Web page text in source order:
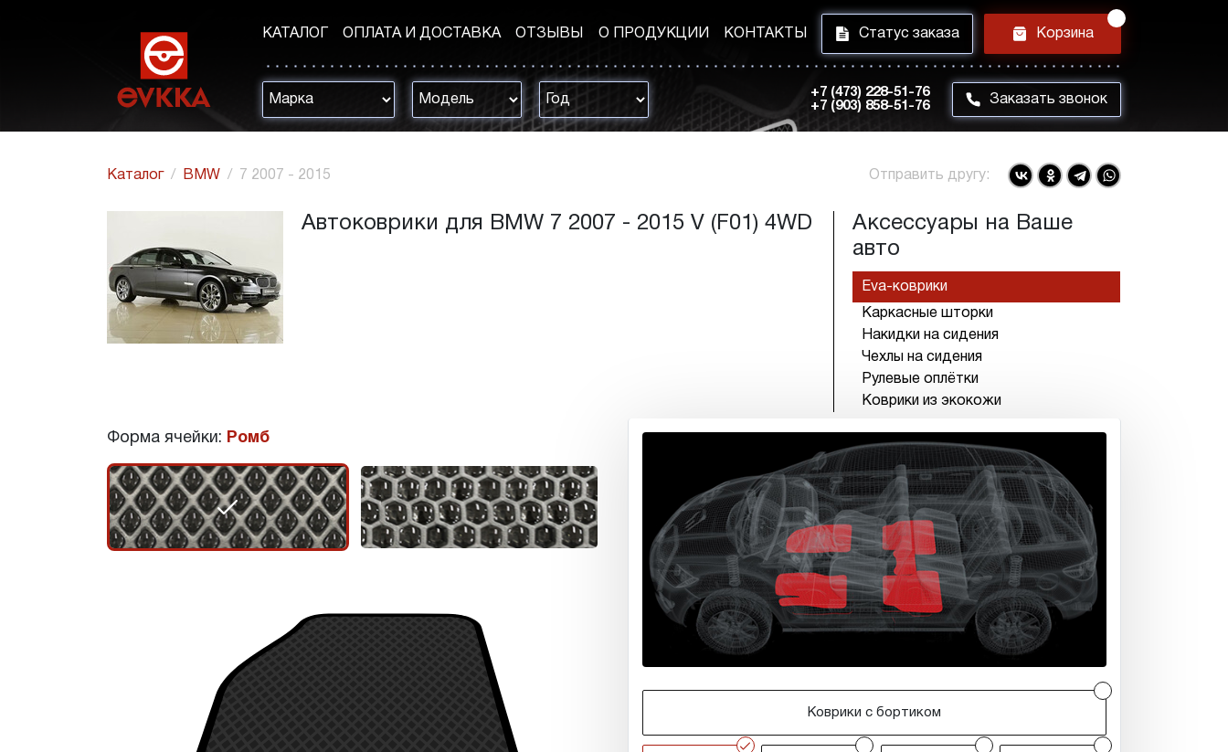
КАТАЛОГ ОПЛАТА И ДОСТАВКА ОТЗЫВЫ О ПРОДУКЦИИ КОНТАКТЫ i Статус заказа h Корзина
+7 (473) 228-51-76
+7 (903) 858-51-76
m Заказать звонок
Каталог BMW 7 2007 - 2015 Отправить другу:
Автоковрики для BMW 7 2007 - 2015 V (F01) 4WD
Аксессуары на Ваше
авто
Eva-коврики
Каркасные шторки
Накидки на сидения
Чехлы на сидения
Рулевые оплётки
Коврики из экокожи
Форма ячейки: Ромб
r
Коврики с бортиком
r